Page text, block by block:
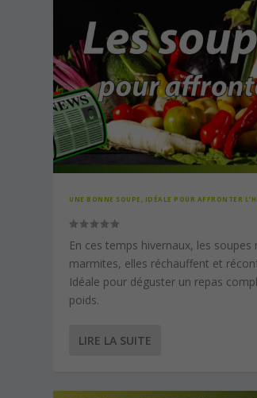
UNE BONNE SOUPE, IDÉALE POUR AFFRONTER
En ces temps hivernaux, les
marmites, elles réchauffent et
Idéale pour déguster un repas
poids.
LIRE LA SUITE